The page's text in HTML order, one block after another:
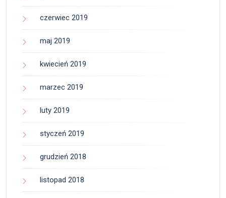
czerwiec 2019
maj 2019
kwiecień 2019
marzec 2019
luty 2019
styczeń 2019
grudzień 2018
listopad 2018